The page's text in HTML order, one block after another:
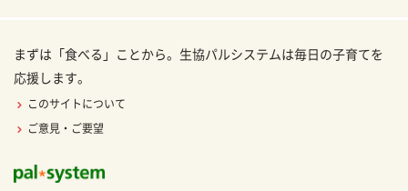
まずは「食べる」ことから。生協パルシステムは毎日の子育てを
応援します。
このサイトについて
ご意見・ご要望